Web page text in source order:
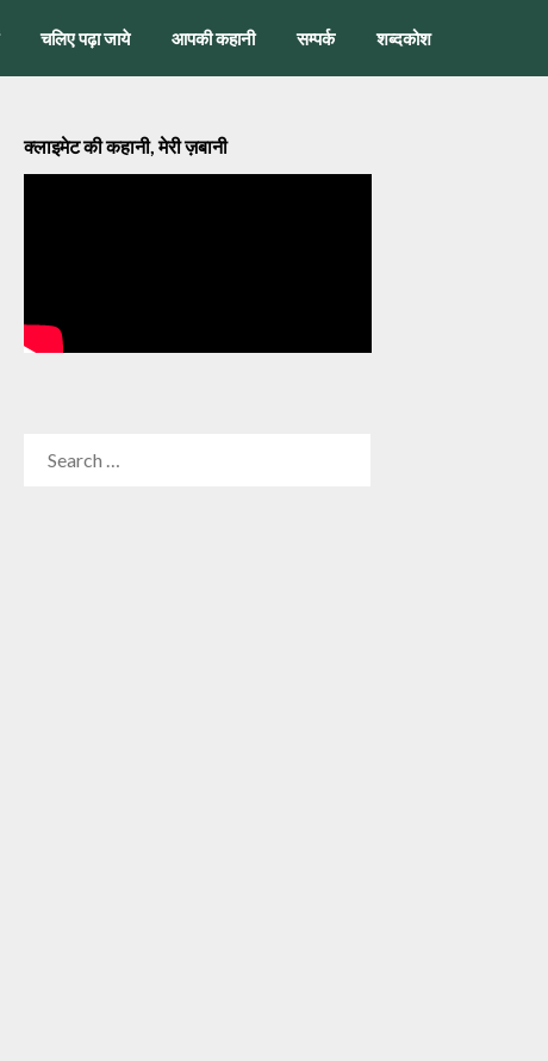
चलिए पढ़ा जाये आपकी कहानी सम्पर्क शब्दकोश
क्लाइमेट की कहानी, मेरी ज़बानी